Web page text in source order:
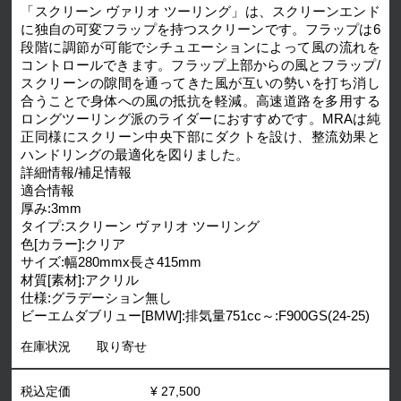
「スクリーン ヴァリオ ツーリング」は、スクリーンエンド
に独自の可変フラップを持つスクリーンです。フラップは6
段階に調節が可能でシチュエーションによって風の流れを
コントロールできます。フラップ上部からの風とフラップ/
スクリーンの隙間を通ってきた風が互いの勢いを打ち消し
合うことで身体への風の抵抗を軽減。高速道路を多用する
ロングツーリング派のライダーにおすすめです。MRAは純
正同様にスクリーン中央下部にダクトを設け、整流効果と
ハンドリングの最適化を図りました。
詳細情報/補足情報
適合情報
厚み:3mm
タイプ:スクリーン ヴァリオ ツーリング
色[カラー]:クリア
サイズ:幅280mmx長さ415mm
材質[素材]:アクリル
仕様:グラデーション無し
ビーエムダブリュー[BMW]:排気量751cc～:F900GS(24-25)
在庫状況 取り寄せ
税込定価 ¥ 27,500